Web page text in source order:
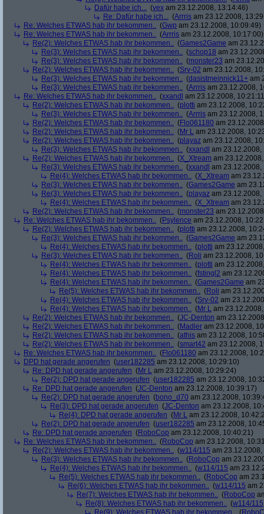
Dafür habe ich... (vex am 23.12.2008, 13:14:46)
Re: Dafür habe ich... (Arrris am 23.12.2008,
Re: Welches ETWAS hab ihr bekommen.. (Gwp am 23.12.2008, 10:09:49)
Re: Welches ETWAS hab ihr bekommen.. (Arrris am 23.12.2008, 10:17:00)
Re(2): Welches ETWAS hab ihr bekommen.. (Games2Game am
Re(3): Welches ETWAS hab ihr bekommen.. (schop18 am
Re(3): Welches ETWAS hab ihr bekommen.. (monster23 am
Re(2): Welches ETWAS hab ihr bekommen.. (Srv-02 am 23.12.2008,
Re(3): Welches ETWAS hab ihr bekommen.. (dasistmeinnick11+ am
Re(3): Welches ETWAS hab ihr bekommen.. (Arrris am 23.12.2008,
Re: Welches ETWAS hab ihr bekommen.. (xxandl am 23.12.2008,
Re(2): Welches ETWAS hab ihr bekommen.. (plotti am 23.12.2008,
Re(3): Welches ETWAS hab ihr bekommen.. (Arrris am 23.12.2008,
Re(2): Welches ETWAS hab ihr bekommen.. (Flo061180 am
Re(2): Welches ETWAS hab ihr bekommen.. (Mr L am 23.12.2008,
Re(2): Welches ETWAS hab ihr bekommen.. (playaz am 23.12.2008,
Re(3): Welches ETWAS hab ihr bekommen.. (xxandl am 23.12.2008,
Re(2): Welches ETWAS hab ihr bekommen.. (X_Xtream am
Re(3): Welches ETWAS hab ihr bekommen.. (xxandl am 23.12.2008,
Re(4): Welches ETWAS hab ihr bekommen.. (X_Xtream am
Re(3): Welches ETWAS hab ihr bekommen.. (Games2Game am
Re(3): Welches ETWAS hab ihr bekommen.. (playaz am 23.12.2008,
Re(4): Welches ETWAS hab ihr bekommen.. (X_Xtream am
Re(2): Welches ETWAS hab ihr bekommen.. (monster23 am
Re: Welches ETWAS hab ihr bekommen.. (Psylence am 23.12.2008,
Re(2): Welches ETWAS hab ihr bekommen.. (plotti am 23.12.2008,
Re(3): Welches ETWAS hab ihr bekommen.. (Games2Game am
Re(4): Welches ETWAS hab ihr bekommen.. (plotti am
Re(3): Welches ETWAS hab ihr bekommen.. (Roli am 23.12.2008,
Re(4): Welches ETWAS hab ihr bekommen.. (plotti am
Re(4): Welches ETWAS hab ihr bekommen.. (fstingl2 am
Re(4): Welches ETWAS hab ihr bekommen.. (Games2Game am
Re(5): Welches ETWAS hab ihr bekommen.. (Roli am
Re(4): Welches ETWAS hab ihr bekommen.. (Srv-02 am
Re(4): Welches ETWAS hab ihr bekommen.. (Mr L am
Re(2): Welches ETWAS hab ihr bekommen.. (JC-Denton am
Re(2): Welches ETWAS hab ihr bekommen.. (Madler am 23.12.2008,
Re(2): Welches ETWAS hab ihr bekommen.. (athis am 23.12.2008,
Re(2): Welches ETWAS hab ihr bekommen.. (smart42 am 23.12.2008,
Re: Welches ETWAS hab ihr bekommen.. (Flo061180 am 23.12.2008,
DPD hat gerade angerufen (user182285 am 23.12.2008, 10:29:10)
Re: DPD hat gerade angerufen (Mr L am 23.12.2008, 10:29:24)
Re(2): DPD hat gerade angerufen (user182285 am 23.12.2008,
Re: DPD hat gerade angerufen (JC-Denton am 23.12.2008, 10:39:17)
Re(2): DPD hat gerade angerufen (bono_d70 am 23.12.2008,
Re(3): DPD hat gerade angerufen (JC-Denton am 23.12.2008,
Re(4): DPD hat gerade angerufen (Mr L am 23.12.2008,
Re(2): DPD hat gerade angerufen (user182285 am 23.12.2008,
Re: DPD hat gerade angerufen (RoboCop am 23.12.2008, 10:40:21)
Re: Welches ETWAS hab ihr bekommen.. (RoboCop am 23.12.2008,
Re(2): Welches ETWAS hab ihr bekommen.. (w114/115 am
Re(3): Welches ETWAS hab ihr bekommen.. (RoboCop am
Re(4): Welches ETWAS hab ihr bekommen.. (w114/115 am
Re(5): Welches ETWAS hab ihr bekommen.. (RoboCop am
Re(6): Welches ETWAS hab ihr bekommen.. (w114/115 am
Re(7): Welches ETWAS hab ihr bekommen.. (RoboCop
Re(8): Welches ETWAS hab ihr bekommen.. (w114/115
Re(9): Welches ETWAS hab ihr bekommen..
(